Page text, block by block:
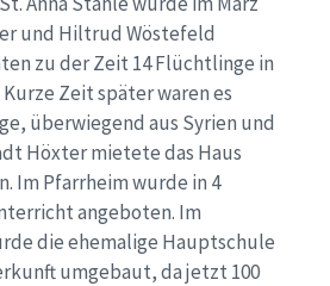
und Hiltrud Wöstefeld
zu der Zeit 14 Flüchtlinge in
Zeit später waren es
überwiegend aus Syrien und
Höxter mietete das Haus
Im Pfarrheim wurde in 4
angeboten. Im
die ehemalige Hauptschule
umgebaut, da jetzt 100